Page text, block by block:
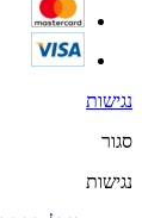
נגישות
סגור
נגישות